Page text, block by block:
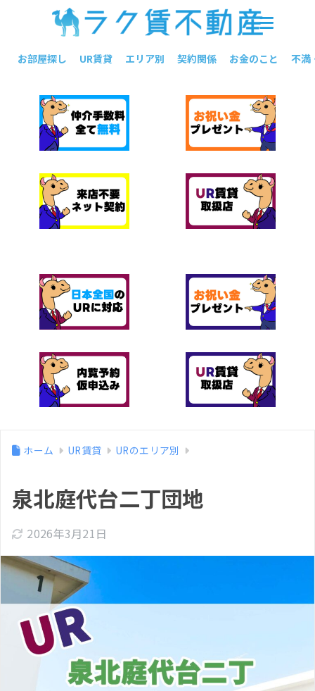
お部屋探し UR賃貸 エリア別 契約関係 お金のこと 不満
ホーム UR賃貸 URのエリア別
泉北庭代台二丁団地
2026年3月21日